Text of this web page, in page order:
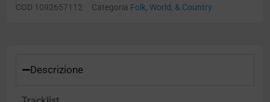
COD 1092657112 Categoria Folk, World, & Country
Descrizione